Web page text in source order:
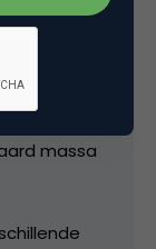
wil doen.
massa